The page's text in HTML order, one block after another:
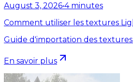
August 3, 2026•4 minutes
Comment utiliser les textures
Guide d'importation des
En savoir plus